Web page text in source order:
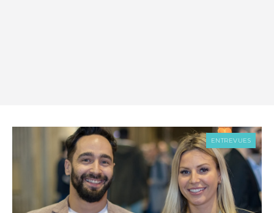
ENTREVUES